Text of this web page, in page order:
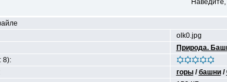
olk0.jpg
Природа.
8):
горы/башни/